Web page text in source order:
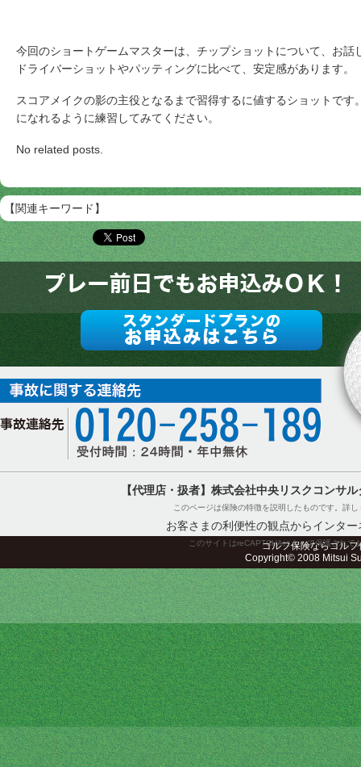
今回のショートゲームマスターは、チップショットについて、お話
ドライバーショットやパッティングに比べて、安定感があります。
スコアメイクの影の主役となるまで習得するに値するショットで
になれるように練習してみてください。
No related posts.
【関連キーワード】
【代理店・扱者】株式会社中央リスクコンサ
このページは保険の特徴を説明したものです。詳
お客さまの利便性の観点からインタ
このサイトはreCAPTCHAによって保護されて
ゴルフ保険ならゴル
Copyright© 2008 Mitsui